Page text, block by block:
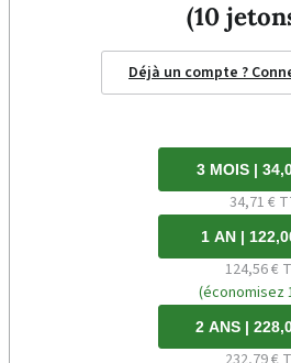
(10
Déjà un compte ?
3 MOIS |
34,71 €
1 AN |
124,56 €
(économisez
2 ANS |